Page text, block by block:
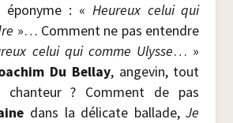
épo­nyme : « Heu­reux celui qui
»… Com­ment ne pas entendre
celui qui comme Ulysse… »
Du Bel­lay, ange­vin, tout
chan­teur ? Com­ment de pas
dans la déli­cate bal­lade,Je